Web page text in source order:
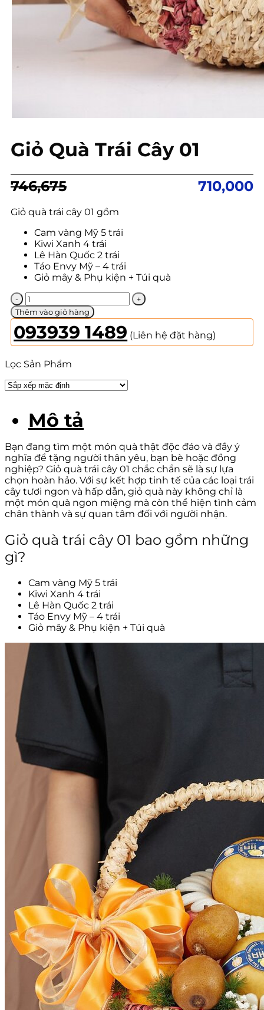
Giỏ Quà Trái Cây 01
746,675Giá
là:
746,675.
710,000
Giá
tại
là:
710,000.
Giỏ quà trái cây 01 gồm
Cam vàng Mỹ 5 trái
Kiwi Xanh 4 trái
Lê Hàn Quốc 2 trái
Táo Envy Mỹ – 4 trái
Giỏ mây & Phụ kiện + Túi quà
Giỏ
Quà
Trái
Cây
01
lượng
Thêm vào giỏ hàng
093939 1489 (Liên hệ đặt hàng)
Lọc Sản Phẩm
Mô tả
Bạn đang tìm một món quà thật độc đáo và đầy ý
nghĩa để tặng người thân yêu, bạn bè hoặc đồng
nghiệp? Giỏ quà trái cây 01 chắc chắn sẽ là sự lựa
chọn hoàn hảo. Với sự kết hợp tinh tế của các loại trái
cây tươi ngon và hấp dẫn, giỏ quà này không chỉ là
một món quà ngon miệng mà còn thể hiện tình cảm
chân thành và sự quan tâm đối với người nhận.
Giỏ quà trái cây 01 bao gồm những
gì?
Cam vàng Mỹ 5 trái
Kiwi Xanh 4 trái
Lê Hàn Quốc 2 trái
Táo Envy Mỹ – 4 trái
Giỏ mây & Phụ kiện + Túi quà